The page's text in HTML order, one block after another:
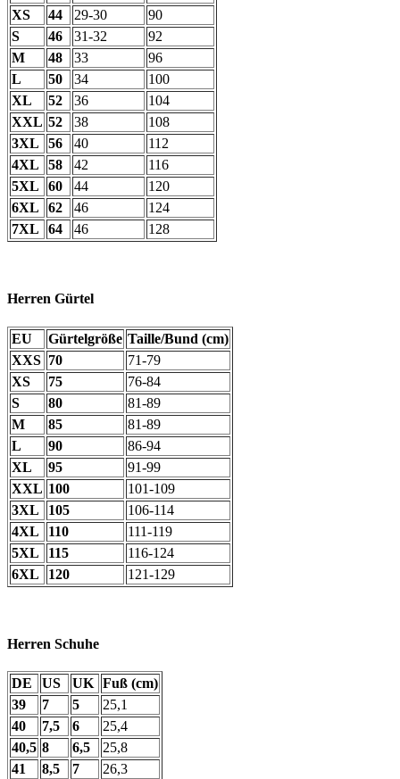
XS
44 29-30
90
S
46 31-32
92
M
48 33
96
L
50 34
100
XL
52 36
104
XXL 52 38
108
3XL
56 40
112
4XL
58 42
116
5XL
60 44
120
6XL
62 46
124
7XL
64 46 128
Herren Gürtel
EU Gürtelgröße Taille/Bund (cm)
XXS 70
71-79
XS
75
76-84
S
80
81-89
M
85
81-89
L
90
86-94
XL
95
91-99
XXL 100
101-109
3XL
105
106-114
4XL
110
111-119
5XL
115
116-124
6XL
120 121-129
Herren Schuhe
DE US UK Fuß (cm)
39
7 5
25,1
40
7,5 6
25,4
40,5 8 6,5
25,8
41
8,5 7
26,3